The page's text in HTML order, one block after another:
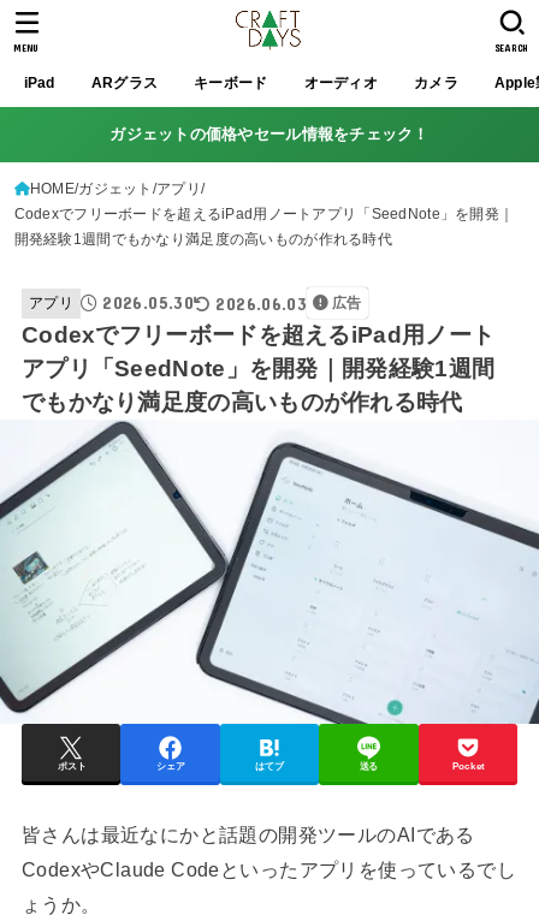
iPad ARグラス キーボード オーディオ カメラ Apple
SEARCH
MENU
ガジェットの価格やセール情報をチェック！
HOME ガジェット アプリ
Codexでフリーボードを超えるiPad用ノートアプリ「SeedNote」を開発｜
開発経験1週間でもかなり満足度の高いものが作れる時代
アプリ 2026.05.30 2026.06.03 広告
Codexでフリーボードを超えるiPad用ノート
アプリ「SeedNote」を開発｜開発経験1週間
でもかなり満足度の高いものが作れる時代
ポスト シェア はてブ 送る Pocket
皆さんは最近なにかと話題の開発ツールのAIである
CodexやClaude Codeといったアプリを使っているでし
ょうか。